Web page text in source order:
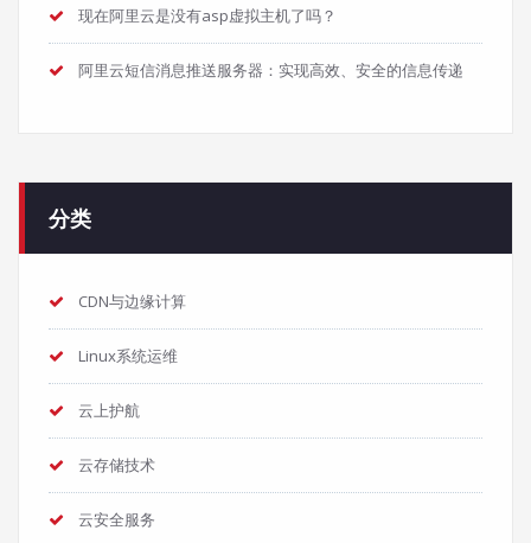
现在阿里云是没有asp虚拟主机了吗？
阿里云短信消息推送服务器：实现高效、安全的信息传递
分类
CDN与边缘计算
Linux系统运维
云上护航
云存储技术
云安全服务